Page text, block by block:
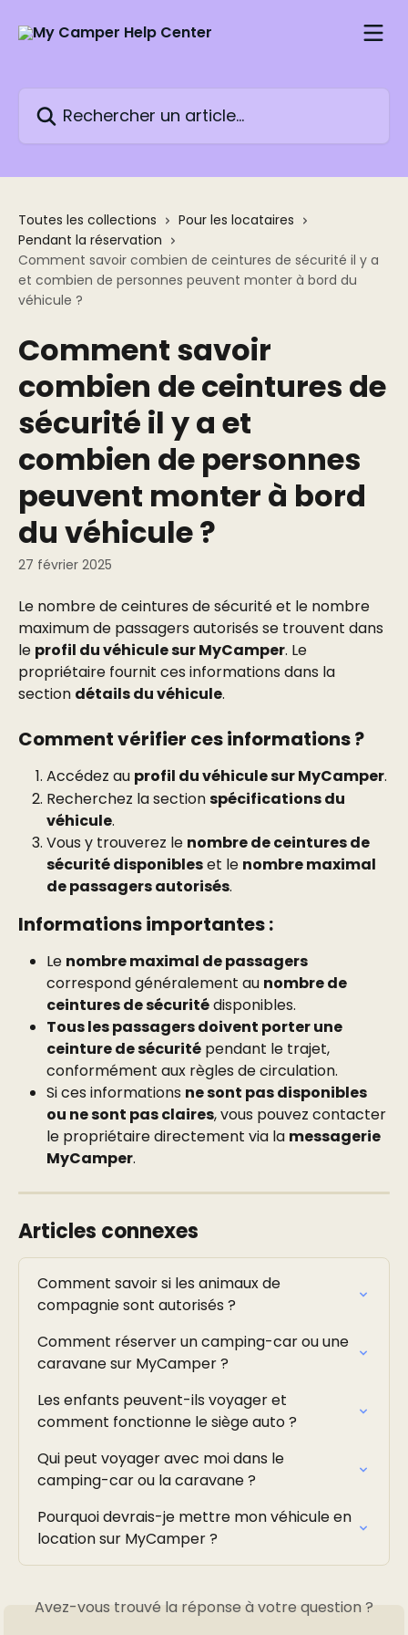
Toutes les collections
Pour les locataires
Pendant la réservation
Comment savoir combien de ceintures de sécurité il y a
et combien de personnes peuvent monter à bord du
véhicule ?
Comment savoir
combien de ceintures de
sécurité il y a et
combien de personnes
peuvent monter à bord
du véhicule ?
27 février 2025
Le nombre de ceintures de sécurité et le nombre
maximum de passagers autorisés se trouvent dans
le profil du véhicule sur MyCamper. Le
propriétaire fournit ces informations dans la
section détails du véhicule.
Comment vérifier ces informations ?
Accédez au profil du véhicule sur MyCamper.
Recherchez la section spécifications du
véhicule.
Vous y trouverez le nombre de ceintures de
sécurité disponibles et le nombre maximal
de passagers autorisés.
Informations importantes :
Le nombre maximal de passagers
correspond généralement au nombre de
ceintures de sécurité disponibles.
Tous les passagers doivent porter une
ceinture de sécurité pendant le trajet,
conformément aux règles de circulation.
Si ces informations ne sont pas disponibles
ou ne sont pas claires, vous pouvez contacter
le propriétaire directement via la messagerie
MyCamper.
Articles connexes
Comment savoir si les animaux de
compagnie sont autorisés ?
Comment réserver un camping-car ou une
caravane sur MyCamper ?
Les enfants peuvent-ils voyager et
comment fonctionne le siège auto ?
Qui peut voyager avec moi dans le
camping-car ou la caravane ?
Pourquoi devrais-je mettre mon véhicule en
location sur MyCamper ?
Avez-vous trouvé la réponse à votre question ?